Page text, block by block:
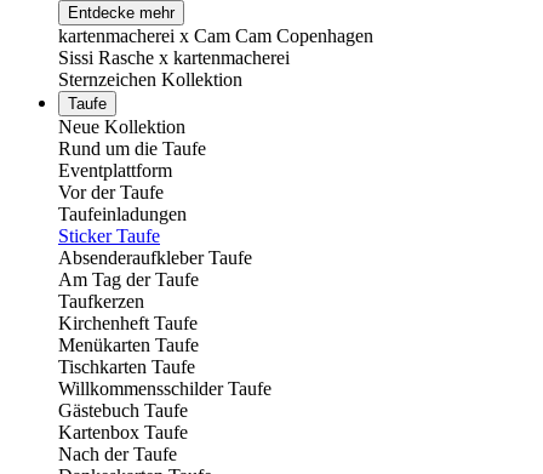
Entdecke mehr
kartenmacherei x Cam Cam Copenhagen
Sissi Rasche x kartenmacherei
Sternzeichen Kollektion
Taufe
Neue Kollektion
Rund um die Taufe
Eventplattform
Vor der Taufe
Taufeinladungen
Sticker Taufe
Absenderaufkleber Taufe
Am Tag der Taufe
Taufkerzen
Kirchenheft Taufe
Menükarten Taufe
Tischkarten Taufe
Willkommensschilder Taufe
Gästebuch Taufe
Kartenbox Taufe
Nach der Taufe